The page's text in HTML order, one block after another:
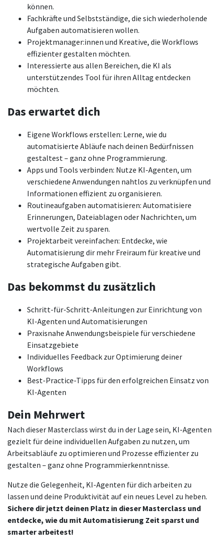
können.
Fachkräfte und Selbstständige, die sich wiederholende
Aufgaben automatisieren wollen.
Projektmanager:innen und Kreative, die Workflows
effizienter gestalten möchten.
Interessierte aus allen Bereichen, die KI als
unterstützendes Tool für ihren Alltag entdecken
möchten.
Das erwartet dich
Eigene Workflows erstellen: Lerne, wie du
automatisierte Abläufe nach deinen Bedürfnissen
gestaltest – ganz ohne Programmierung.
Apps und Tools verbinden: Nutze KI-Agenten, um
verschiedene Anwendungen nahtlos zu verknüpfen und
Informationen effizient zu organisieren.
Routineaufgaben automatisieren: Automatisiere
Erinnerungen, Dateiablagen oder Nachrichten, um
wertvolle Zeit zu sparen.
Projektarbeit vereinfachen: Entdecke, wie
Automatisierung dir mehr Freiraum für kreative und
strategische Aufgaben gibt.
Das bekommst du zusätzlich
Schritt-für-Schritt-Anleitungen zur Einrichtung von
KI-Agenten und Automatisierungen
Praxisnahe Anwendungsbeispiele für verschiedene
Einsatzgebiete
Individuelles Feedback zur Optimierung deiner
Workflows
Best-Practice-Tipps für den erfolgreichen Einsatz von
KI-Agenten
Dein Mehrwert
Nach dieser Masterclass wirst du in der Lage sein, KI-Agenten
gezielt für deine individuellen Aufgaben zu nutzen, um
Arbeitsabläufe zu optimieren und Prozesse effizienter zu
gestalten – ganz ohne Programmierkenntnisse.
Nutze die Gelegenheit, KI-Agenten für dich arbeiten zu
lassen und deine Produktivität auf ein neues Level zu heben.
Sichere dir jetzt deinen Platz in dieser Masterclass und
entdecke, wie du mit Automatisierung Zeit sparst und
smarter arbeitest!